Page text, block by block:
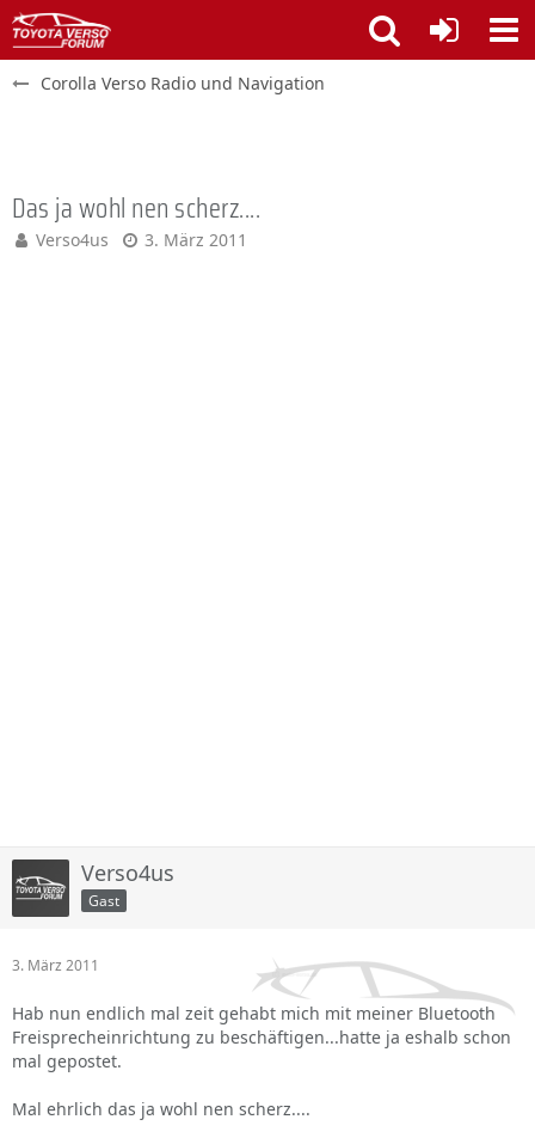
Corolla Verso Radio und Navigation
Das ja wohl nen scherz....
Verso4us 3. März 2011
Verso4us
Gast
3. März 2011
Hab nun endlich mal zeit gehabt mich mit meiner Bluetooth
Freisprecheinrichtung zu beschäftigen...hatte ja eshalb schon
mal gepostet.
Mal ehrlich das ja wohl nen scherz....